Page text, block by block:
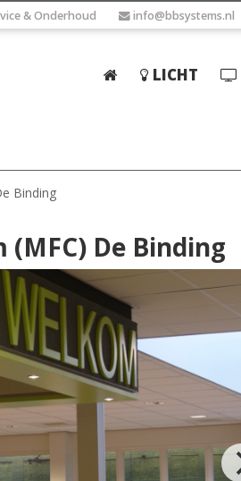
& Onderhoud info@bbsystems.nl
Licht
Geluid
Elektrotechniek
IT
Webshop
050 – 54 91 662
Route
LICHT
Binding
De Binding